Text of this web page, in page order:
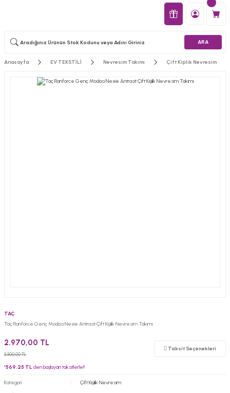
ARA
Anasayfa EV TEKSTİLİ Nevresim Takımı Çift Kişilik Nevresim
TAÇ
Taç Ranforce Genç Modası Nexie Antrasit Çift Kişilik Nevresim Takımı
2.970,00 TL
3.300,00 TL
Taksit Seçenekleri
*569,25 TL den başlayan taksitlerle!!
Kategori
Çift Kişilik Nevresim